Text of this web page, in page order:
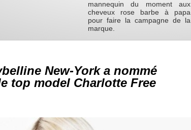
mannequin du moment aux
cheveux rose barbe à papa
pour faire la campagne de la
marque.
New-York a nommé
top model Charlotte Free